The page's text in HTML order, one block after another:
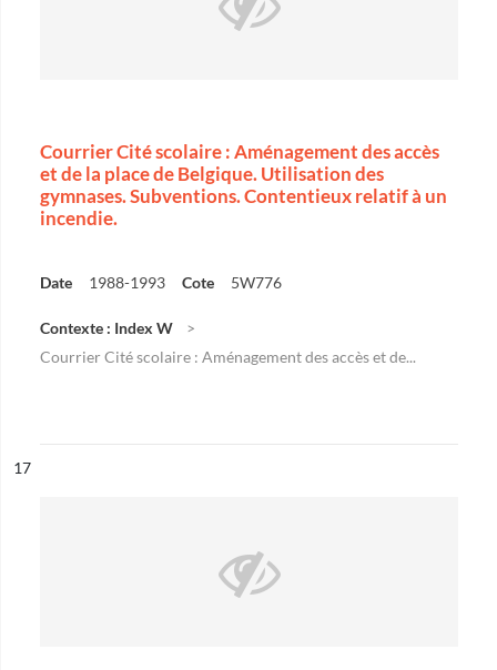
Courrier Cité scolaire : Aménagement des accès
et de la place de Belgique. Utilisation des
gymnases. Subventions. Contentieux relatif à un
incendie.
Date 1988-1993 Cote 5W776
Contexte : Index W
Courrier Cité scolaire : Aménagement des accès et de...
n°
17